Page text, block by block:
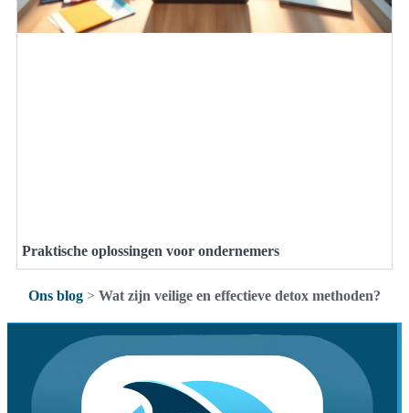
Praktische oplossingen voor ondernemers
Ons blog > Wat zijn veilige en effectieve detox methoden?